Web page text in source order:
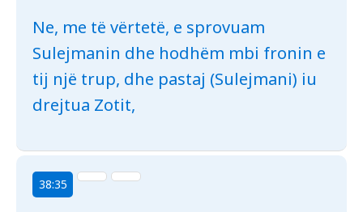
Ne, me të vërtetë, e sprovuam
Sulejmanin dhe hodhëm mbi fronin e
tij një trup, dhe pastaj (Sulejmani) iu
drejtua Zotit,
38:35